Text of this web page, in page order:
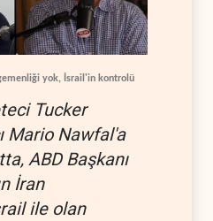
yok, İsrail'in kontrolü
Tucker
Mario Nawfal'a
ABD Başkanı
İran
ile olan